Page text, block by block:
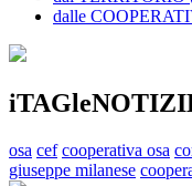
dalle
osa cef cooperativa osa
giuseppe milanese